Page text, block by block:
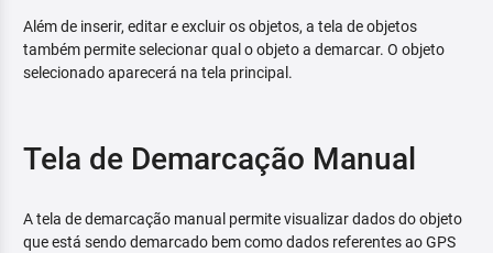
Além de inserir, editar e excluir os objetos, a tela de objetos
também permite selecionar qual o objeto a demarcar. O objeto
selecionado aparecerá na tela principal.
Tela de Demarcação Manual
A tela de demarcação manual permite visualizar dados do objeto
que está sendo demarcado bem como dados referentes ao GPS